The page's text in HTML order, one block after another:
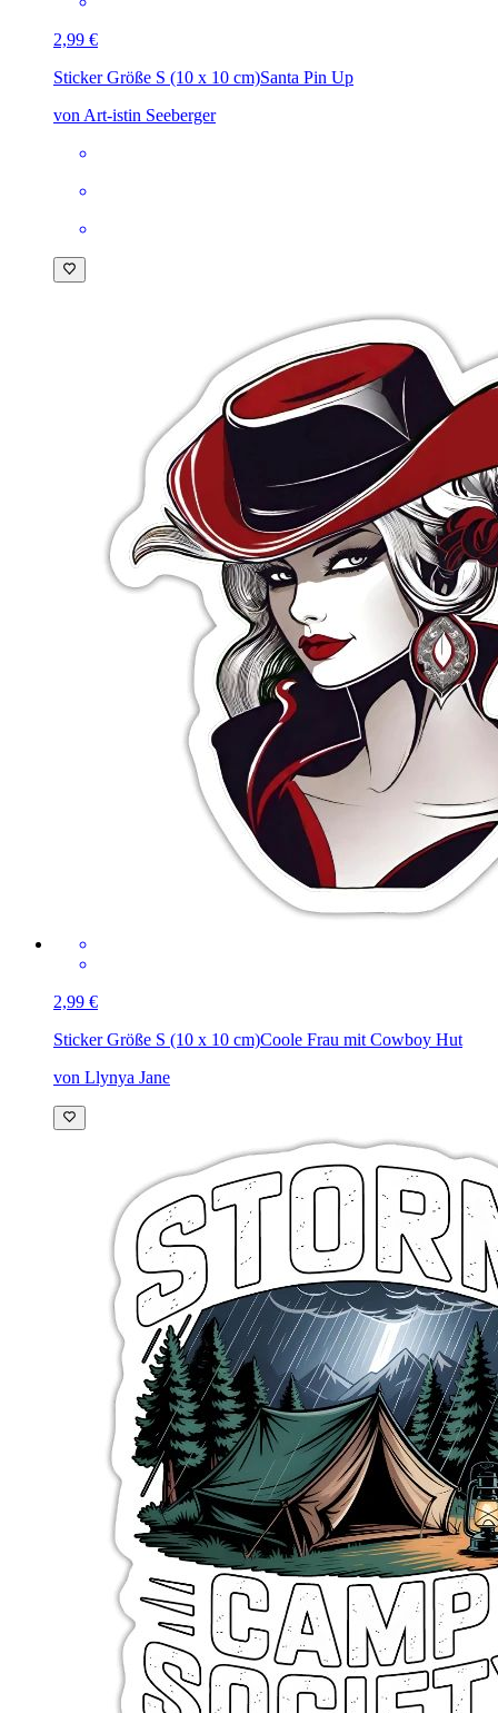
2,99 €
Sticker Größe S (10 x 10 cm)Santa Pin Up
von Art-istin Seeberger
2,99 €
Sticker Größe S (10 x 10 cm)Coole Frau mit Cowboy Hut
von Llynya Jane